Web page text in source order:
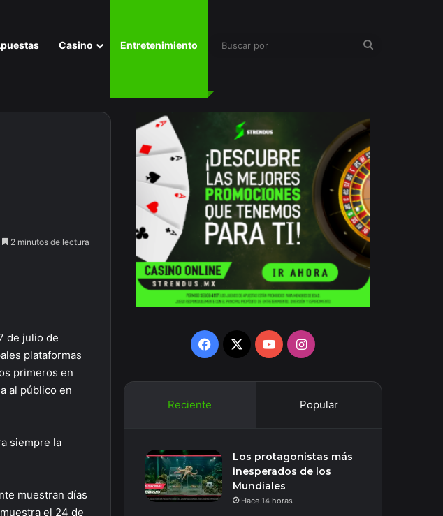
Casino Entretenimiento
2 minutos de lectura
de julio de
plataformas
primeros en
al público en
siempre la
muestran días
el 24 de
Facebook
X YouTubeInstagram
Reciente Popular
Los protagonistas más
inesperados de los
Mundiales
Hace 14 horas